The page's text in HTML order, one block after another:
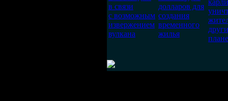
в связи
с возможным
извержением
вулкана
долларов для
создания
временного
жилья